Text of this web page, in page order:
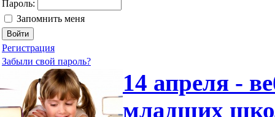
Пароль:
Запомнить меня
Регистрация
Забыли свой пароль?
14 апреля -
младших